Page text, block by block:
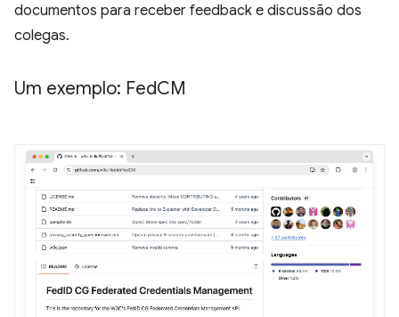
documentos para receber feedback e discussão dos
colegas.
Um exemplo: FedCM